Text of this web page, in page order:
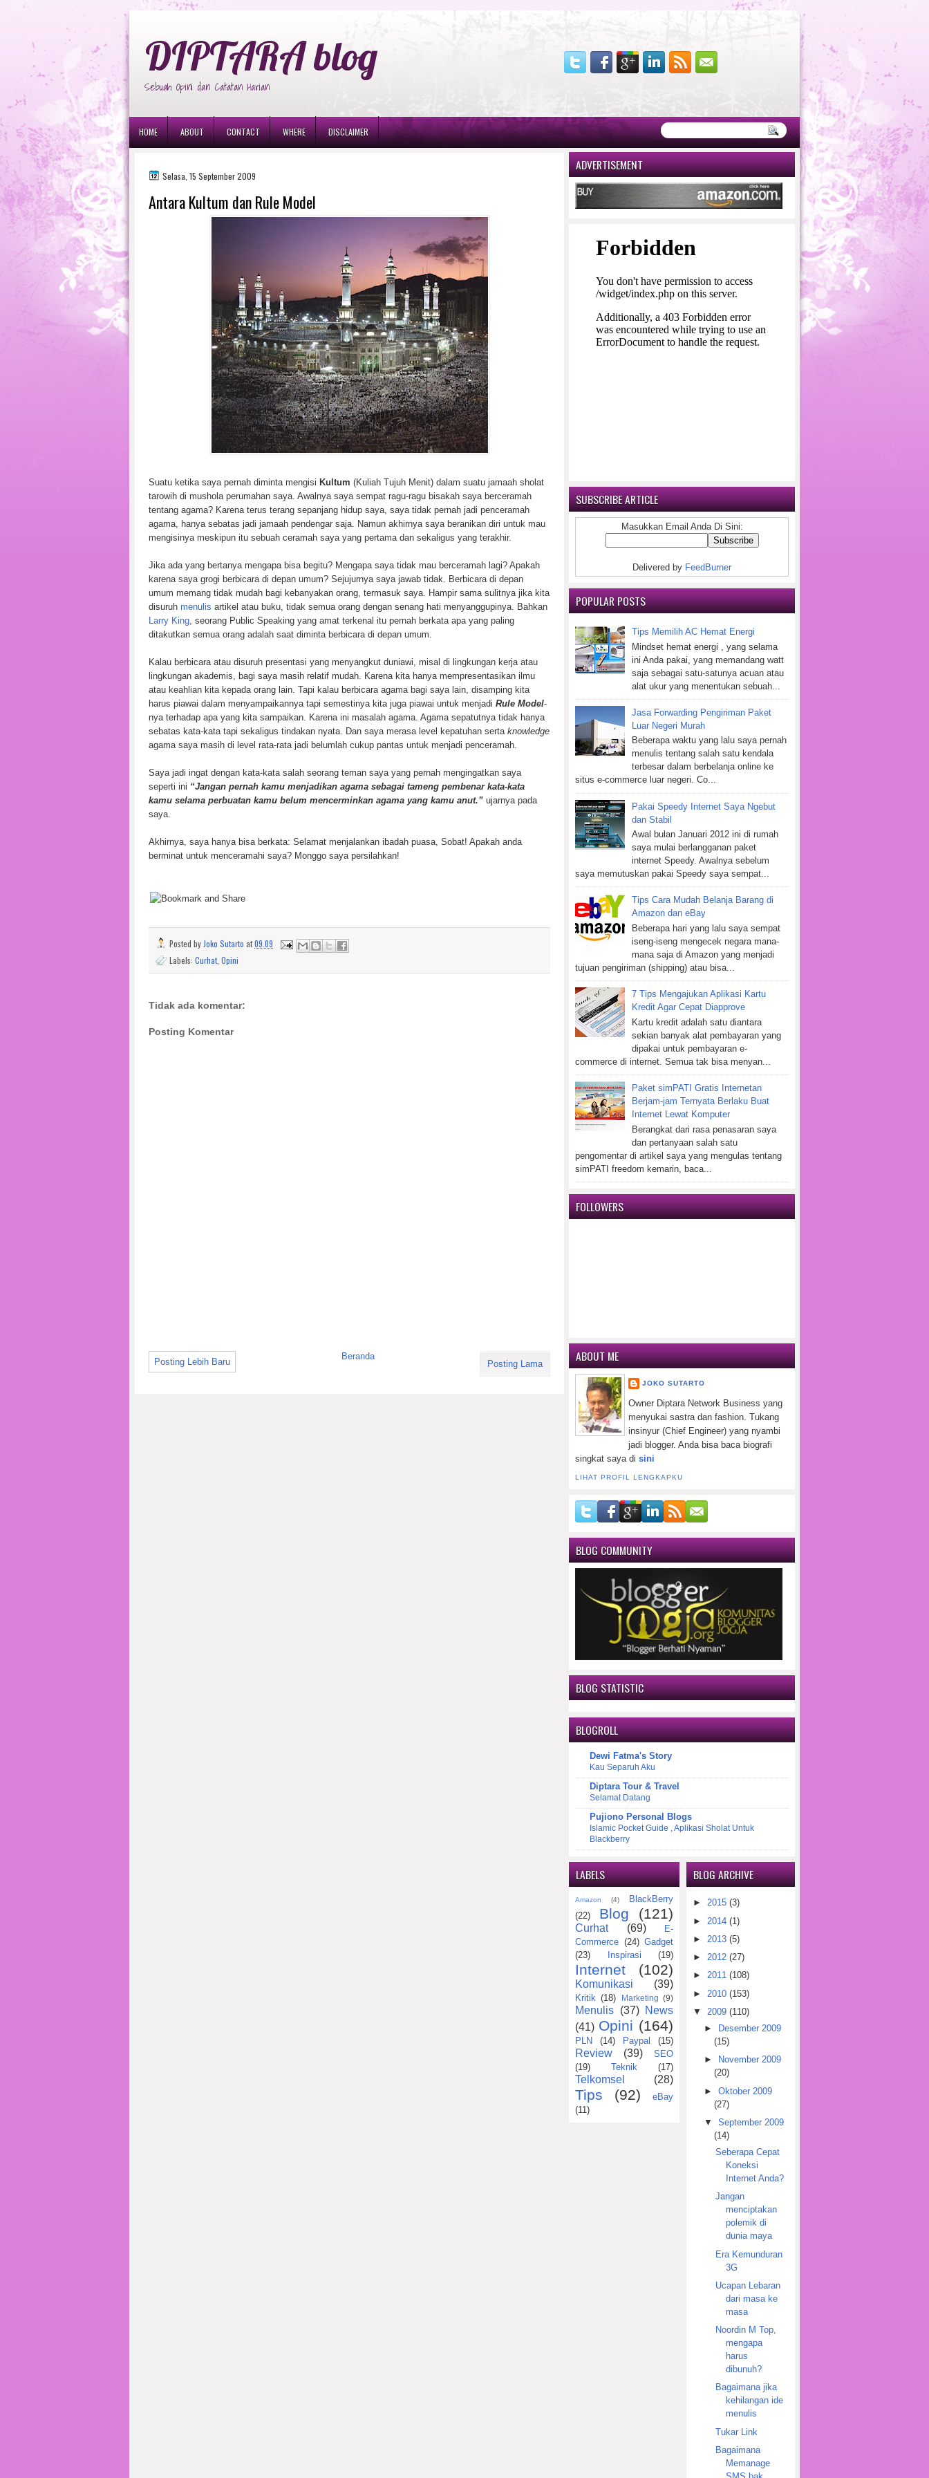
DIPTARA blog
Sebuah Opini dan Catatan Harian
HOME ABOUT CONTACT WHERE DISCLAIMER
Selasa, 15 September 2009
Antara Kultum dan Rule Model
Suatu ketika saya pernah diminta mengisi Kultum (Kuliah Tujuh Menit) dalam suatu jamaah sholat
tarowih di mushola perumahan saya. Awalnya saya sempat ragu-ragu bisakah saya berceramah
tentang agama? Karena terus terang sepanjang hidup saya, saya tidak pernah jadi penceramah
agama, hanya sebatas jadi jamaah pendengar saja. Namun akhirnya saya beranikan diri untuk mau
mengisinya meskipun itu sebuah ceramah saya yang pertama dan sekaligus yang terakhir.
Jika ada yang bertanya mengapa bisa begitu? Mengapa saya tidak mau berceramah lagi? Apakah
karena saya grogi berbicara di depan umum? Sejujurnya saya jawab tidak. Berbicara di depan
umum memang tidak mudah bagi kebanyakan orang, termasuk saya. Hampir sama sulitnya jika kita
disuruh menulis artikel atau buku, tidak semua orang dengan senang hati menyanggupinya. Bahkan
Larry King , seorang Public Speaking yang amat terkenal itu pernah berkata apa yang paling
ditakutkan semua orang adalah saat diminta berbicara di depan umum.
Kalau berbicara atau disuruh presentasi yang menyangkut duniawi, misal di lingkungan kerja atau
lingkungan akademis, bagi saya masih relatif mudah. Karena kita hanya mempresentasikan ilmu
atau keahlian kita kepada orang lain. Tapi kalau berbicara agama bagi saya lain, disamping kita
harus piawai dalam menyampaikannya tapi semestinya kita juga piawai untuk menjadi Rule Model-
nya terhadap apa yang kita sampaikan. Karena ini masalah agama. Agama sepatutnya tidak hanya
sebatas kata-kata tapi sekaligus tindakan nyata. Dan saya merasa level kepatuhan serta knowledge
agama saya masih di level rata-rata jadi belumlah cukup pantas untuk menjadi penceramah.
Saya jadi ingat dengan kata-kata salah seorang teman saya yang pernah mengingatkan saya
seperti ini “Jangan pernah kamu menjadikan agama sebagai tameng pembenar kata-kata
kamu selama perbuatan kamu belum mencerminkan agama yang kamu anut.” ujarnya pada
saya.
Akhirnya, saya hanya bisa berkata: Selamat menjalankan ibadah puasa, Sobat! Apakah anda
berminat untuk menceramahi saya? Monggo saya persilahkan!
Posted by Joko Sutarto at09.09
Labels: Curhat Opini
Tidak ada komentar:
Posting Komentar
Posting Lebih Baru Posting Lama
Beranda
ADVERTISEMENT
SUBSCRIBE ARTICLE
Masukkan Email Anda Di Sini:
Delivered by FeedBurner
POPULAR POSTS
Tips Memilih AC Hemat Energi
Mindset hemat energi , yang selama
ini Anda pakai, yang memandang watt
saja sebagai satu-satunya acuan atau
alat ukur yang menentukan sebuah...
Jasa Forwarding Pengiriman Paket
Luar Negeri Murah
Beberapa waktu yang lalu saya pernah
menulis tentang salah satu kendala
terbesar dalam berbelanja online ke
situs e-commerce luar negeri. Co...
Pakai Speedy Internet Saya Ngebut
dan Stabil
Awal bulan Januari 2012 ini di rumah
saya mulai berlangganan paket
internet Speedy. Awalnya sebelum
saya memutuskan pakai Speedy saya sempat...
Tips Cara Mudah Belanja Barang di
Amazon dan eBay
Beberapa hari yang lalu saya sempat
iseng-iseng mengecek negara mana-
mana saja di Amazon yang menjadi
tujuan pengiriman (shipping) atau bisa...
7 Tips Mengajukan Aplikasi Kartu
Kredit Agar Cepat Diapprove
Kartu kredit adalah satu diantara
sekian banyak alat pembayaran yang
dipakai untuk pembayaran e-
commerce di internet. Semua tak bisa menyan...
Paket simPATI Gratis Internetan
Berjam-jam Ternyata Berlaku Buat
Internet Lewat Komputer
Berangkat dari rasa penasaran saya
dan pertanyaan salah satu
pengomentar di artikel saya yang mengulas tentang
simPATI freedom kemarin, baca...
FOLLOWERS
ABOUT ME
JOKO SUTARTO
Owner Diptara Network Business yang
menyukai sastra dan fashion. Tukang
insinyur (Chief Engineer) yang nyambi
jadi blogger. Anda bisa baca biografi
singkat saya di sini
LIHAT PROFIL LENGKAPKU
BLOG COMMUNITY
BLOG STATISTIC
BLOGROLL
Dewi Fatma's Story
Kau Separuh Aku
Diptara Tour & Travel
Selamat Datang
Pujiono Personal Blogs
Islamic Pocket Guide , Aplikasi Sholat Untuk
Blackberry
LABELS
Amazon (4)
BlackBerry
(22)
Blog (121)
Curhat (69)
E-
Commerce (24) Gadget
(23)
Inspirasi (19)
Internet (102)
Komunikasi (39)
Kritik (18) Marketing (9)
Menulis (37)
News
(41) Opini (164)
PLN (14) Paypal (15)
Review (39)
SEO
(19)
Teknik (17)
Telkomsel (28)
Tips (92)
eBay
(11)
BLOG ARCHIVE
►2015 (3)
► 2014 (1)
► 2013 (5)
►2012 (27)
►2011 (108)
► 2010 (153)
▼
2009 (110)
►
Desember 2009
(15)
►
November 2009
(20)
► Oktober 2009
(27)
▼
September 2009
(14)
Seberapa Cepat
Koneksi
Internet Anda?
Jangan
menciptakan
polemik di
dunia maya
Era Kemunduran
3G
Ucapan Lebaran
dari masa ke
masa
Noordin M Top,
mengapa
harus
dibunuh?
Bagaimana jika
kehilangan ide
menulis
Tukar Link
Bagaimana
Memanage